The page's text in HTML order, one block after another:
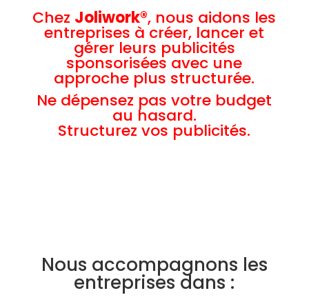
Chez Joliwork®, nous aidons les
entreprises à créer, lancer et
gérer leurs publicités
sponsorisées avec une
approche plus structurée.
Ne dépensez pas votre budget
au hasard.
Structurez vos publicités.
Nous accompagnons les
entreprises dans :